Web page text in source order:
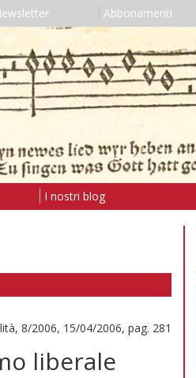
Abbonamenti
I nostri blog
8/2006, 15/04/2006, pag. 281
liberale